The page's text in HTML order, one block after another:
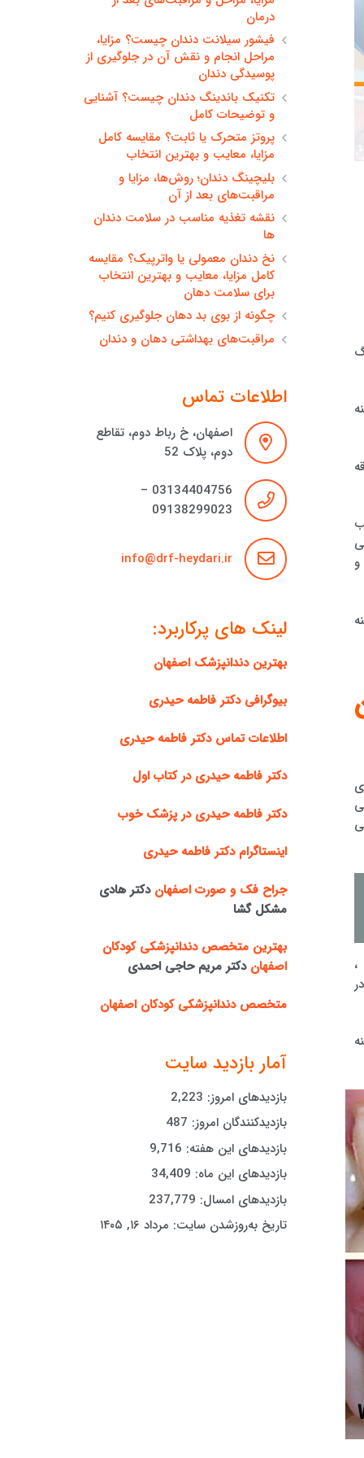
درمان
فیشور سیلانت دندان چیست؟ مزایا،
مراحل انجام و نقش آن در جلوگیری از
پوسیدگی دندان
تکنیک باندینگ دندان چیست؟ آشنایی
و توضیحات کامل
پروتز متحرک یا ثابت؟ مقایسه کامل
مزایا، معایب و بهترین انتخاب
بلیچینگ دندان؛ روش‌ها، مزایا و
مراقبت‌های بعد از آن
نقشه تغذیه مناسب در سلامت دندان
ها
نخ دندان معمولی یا واترپیک؟ مقایسه
کامل مزایا، معایب و بهترین انتخاب
برای سلامت دهان
چگونه از بوی بد دهان جلوگیری کنیم؟
مراقبت‌های بهداشتی دهان و دندان
اطلاعات تماس
اصفهان، خ رباط دوم، تقاطع
دوم، پلاک 52
03134404756 –
09138299023
info@drf-heydari.ir
لینک های پرکاربرد:
بهترین دندانپزشک اصفهان
بیوگرافی دکتر فاطمه حیدری
اطلاعات تماس دکتر فاطمه حیدری
دکتر فاطمه حیدری در کتاب اول
دکتر فاطمه حیدری در پزشک خوب
اینستاگرام دکتر فاطمه حیدری
جراح فک و صورت اصفهان دکتر هادی
مشکل گشا
بهترین متخصص دندانپزشکی کودکان
اصفهان دکتر مریم حاجی احمدی
متخصص دندانپزشکی کودکان اصفهان
آمار بازدید سایت
بازدیدهای امروز: 2,223
بازدیدکنندگان امروز: 487
بازدیدهای این هفته: 9,716
بازدیدهای این ماه: 34,409
بازدیدهای امسال: 237,779
تاریخ به‌روزشدن سایت: مرداد ۱۶, ۱۴۰۵